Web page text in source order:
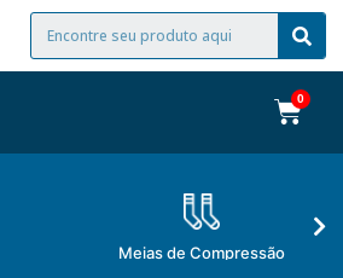
Meias de Compressão